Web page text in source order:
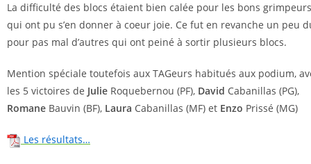
La difficulté des blocs étaient bien calée pour les bons grimpeurs
qui ont pu s’en donner à coeur joie. Ce fut en revanche un peu
pour pas mal d’autres qui ont peiné à sortir plusieurs blocs.
Mention spéciale toutefois aux TAGeurs habitués aux podium,
les 5 victoires de Julie Roquebernou (PF), David Cabanillas (PG),
Romane Bauvin (BF), Laura Cabanillas (MF) et Enzo Prissé (MG)
Les résultats…